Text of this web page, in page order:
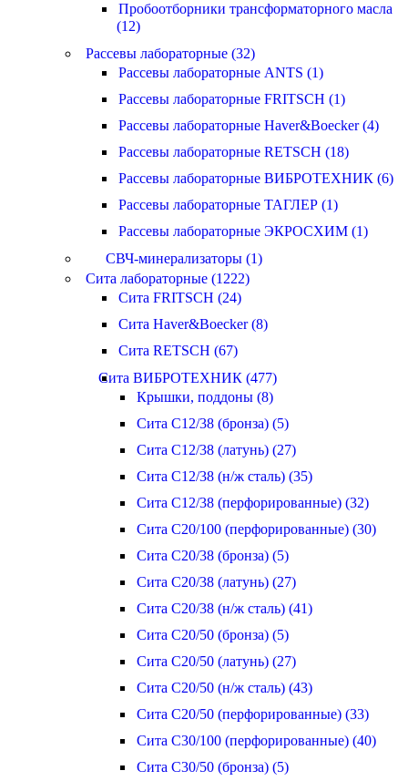
Пробоотборники трансформаторного масла
(12)
Рассевы лабораторные (32)
Рассевы лабораторные ANTS (1)
Рассевы лабораторные FRITSCH (1)
Рассевы лабораторные Haver&Boecker (4)
Рассевы лабораторные RETSCH (18)
Рассевы лабораторные ВИБРОТЕХНИК (6)
Рассевы лабораторные ТАГЛЕР (1)
Рассевы лабораторные ЭКРОСХИМ (1)
СВЧ-минерализаторы (1)
Сита лабораторные (1222)
Сита FRITSCH (24)
Сита Haver&Boecker (8)
Сита RETSCH (67)
Сита ВИБРОТЕХНИК (477)
Крышки, поддоны (8)
Сита С12/38 (бронза) (5)
Сита С12/38 (латунь) (27)
Сита С12/38 (н/ж сталь) (35)
Сита С12/38 (перфорированные) (32)
Сита С20/100 (перфорированные) (30)
Сита С20/38 (бронза) (5)
Сита С20/38 (латунь) (27)
Сита С20/38 (н/ж сталь) (41)
Сита С20/50 (бронза) (5)
Сита С20/50 (латунь) (27)
Сита С20/50 (н/ж сталь) (43)
Сита С20/50 (перфорированные) (33)
Сита С30/100 (перфорированные) (40)
Сита С30/50 (бронза) (5)